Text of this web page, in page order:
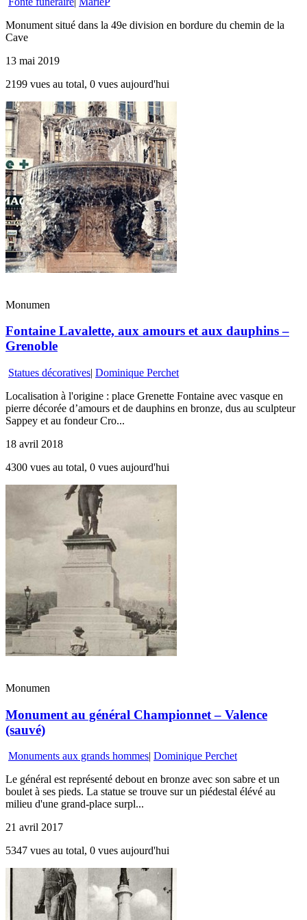
Monument situé dans la 49e division en bordure du chemin de la
Cave
13 mai 2019
2199 vues au total, 0 vues aujourd'hui
Monumen
Fontaine Lavalette, aux amours et aux dauphins –
Grenoble
Statues décoratives| Dominique Perchet
Localisation à l'origine : place Grenette Fontaine avec vasque en
pierre décorée d’amours et de dauphins en bronze, dus au sculpteur
Sappey et au fondeur Cro...
18 avril 2018
4300 vues au total, 0 vues aujourd'hui
Monumen
Monument au général Championnet – Valence
(sauvé)
Monuments aux grands hommes| Dominique Perchet
Le général est représenté debout en bronze avec son sabre et un
boulet à ses pieds. La statue se trouve sur un piédestal élévé au
milieu d'une grand-place surpl...
21 avril 2017
5347 vues au total, 0 vues aujourd'hui